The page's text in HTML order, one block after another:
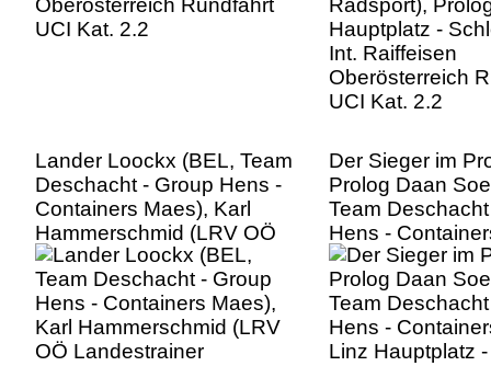
Lander Loockx (BEL, Team
Deschacht - Group Hens -
Containers Maes), Karl
Hammerschmid (LRV OÖ
Landestrainer Radsport),
Prolog, Linz Hauptplatz -
Schlossberg, Int. Raiffeisen
Oberösterreich Rundfahrt
UCI Kat. 2.2
Der Sieger im
Prolog Daan
Team
Hens -
Linz Hauptplatz -
Schlossberg,
Oberösterreich
UCI Kat. 2.2